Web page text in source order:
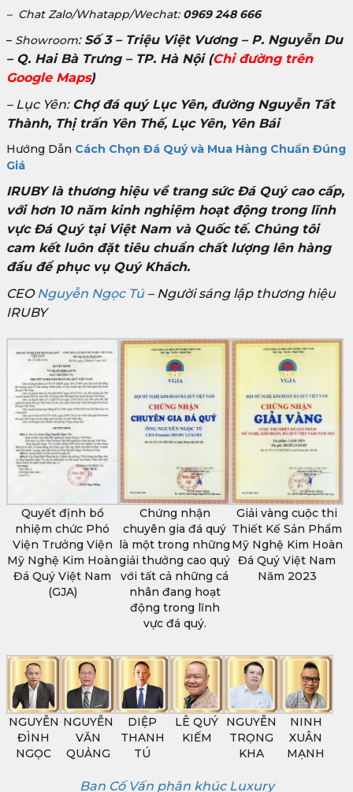
– Chat Zalo/Whatapp/Wechat: 0969 248 666
– Showroom: Số 3 – Triệu Việt Vương – P. Nguyễn Du
– Q. Hai Bà Trưng – TP. Hà Nội(Chỉ đường trên
Google Maps)
– Lục Yên: Chợ đá quý Lục Yên, đường Nguyễn Tất
Thành, Thị trấn Yên Thế, Lục Yên, Yên Bái
Hướng Dẫn Cách Chọn Đá Quý và Mua Hàng Chuẩn Đúng
Giá
IRUBY là thương hiệu về trang sức Đá Quý cao cấp,
với hơn 10 năm kinh nghiệm hoạt động trong lĩnh
vực Đá Quý tại Việt Nam và Quốc tế. Chúng tôi
cam kết luôn đặt tiêu chuẩn chất lượng lên hàng
đầu để phục vụ Quý Khách.
CEONguyễn Ngọc Tú– Người sáng lập thương hiệu
IRUBY
Quyết định bổ
nhiệm chức Phó
Viện Trưởng Viện
Mỹ Nghệ Kim Hoàn
Đá Quý Việt Nam
(GJA)
Chứng nhận
chuyên gia đá quý
là một trong những
giải thưởng cao quý
với tất cả những cá
nhân đang hoạt
động trong lĩnh
vực đá quý.
Giải vàng cuộc thi
Thiết Kế Sản Phẩm
Mỹ Nghệ Kim Hoàn
Đá Quý Việt Nam
Năm 2023
NGUYỄN
ĐÌNH
NGỌC
NGUYỄN
VĂN
QUẢNG
DIỆP
THANH
TÚ
LÊ QUÝ
KIẾM
NGUYỄN
TRỌNG
KHA
NINH
XUÂN
MẠNH
Ban Cố Vấn phân khúc Luxury